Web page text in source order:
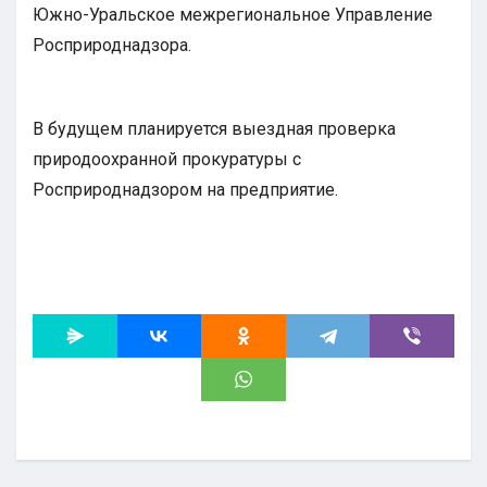
Южно-Уральское межрегиональное Управление
Росприроднадзора.
В будущем планируется выездная проверка
природоохранной прокуратуры с
Росприроднадзором на предприятие.